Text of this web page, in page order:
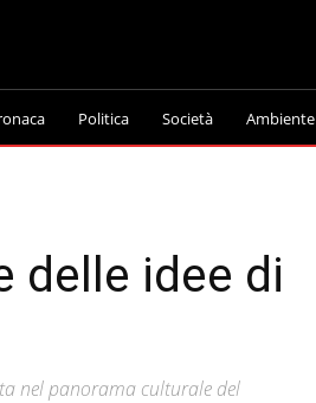
Politica Società Ambiente
delle idee di
nel panorama culturale del